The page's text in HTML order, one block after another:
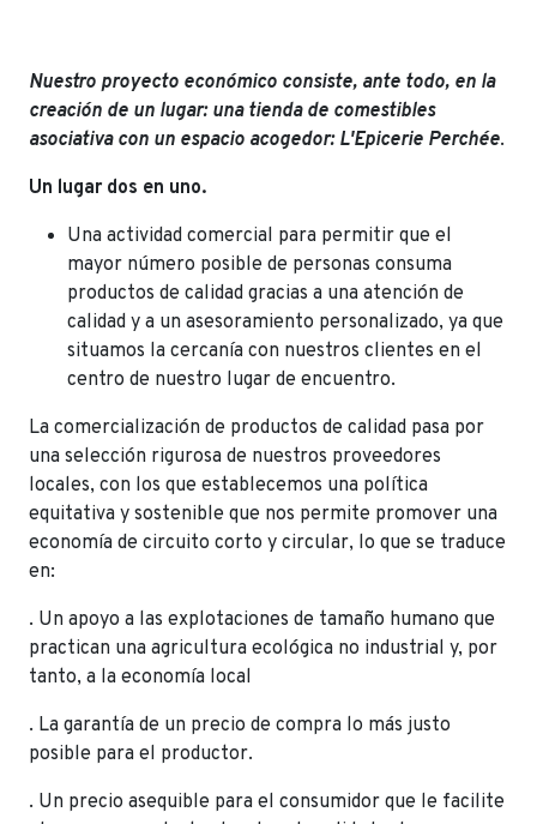
Nuestro proyecto económico consiste, ante todo, en la
creación de un lugar: una tienda de comestibles
asociativa con un espacio acogedor: L'Epicerie Perchée.
Un lugar dos en uno.
Una actividad comercial para permitir que el
mayor número posible de personas consuma
productos de calidad gracias a una atención de
calidad y a un asesoramiento personalizado, ya que
situamos la cercanía con nuestros clientes en el
centro de nuestro lugar de encuentro.
La comercialización de productos de calidad pasa por
una selección rigurosa de nuestros proveedores
locales, con los que establecemos una política
equitativa y sostenible que nos permite promover una
economía de circuito corto y circular, lo que se traduce
en:
. Un apoyo a las explotaciones de tamaño humano que
practican una agricultura ecológica no industrial y, por
tanto, a la economía local
. La garantía de un precio de compra lo más justo
posible para el productor.
. Un precio asequible para el consumidor que le facilite